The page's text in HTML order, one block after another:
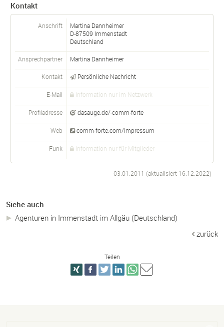
Kontakt
Anschrift
Martina Dannheimer
D-87509 Immenstadt
Deutschland
Ansprechpartner Martina Dannheimer
Kontakt Persönliche Nachricht
E-Mail Information nur im Netzwerk
Profiladresse dasauge.de/-comm-forte
Web comm-forte.com/impressum
Funk Information nur für Mitglieder
03.01.2011 (aktualisiert 16.12.2022)
Siehe auch
Agenturen in Immenstadt im Allgäu (Deutschland)
zurück
Teilen